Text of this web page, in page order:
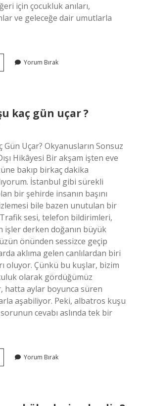
için çocukluk anıları,
ve geleceğe dair umutlarla
Yorum Bırak
kaç gün uçar ?
Uçar? Okyanusların Sonsuz
Hikâyesi Bir akşam işten eve
bakıp birkaç dakika
İstanbul gibi sürekli
bir şehirde insanın başını
bile bazen unutulan bir
sesi, telefon bildirimleri,
işler derken doğanın büyük
önünden sessizce geçip
aklıma gelen canlılardan biri
oluyor. Çünkü bu kuşlar, bizim
olarak gördüğümüz
hatta aylar boyunca süren
aşabiliyor. Peki, albatros kuşu
cevabı aslında tek bir
Yorum Bırak